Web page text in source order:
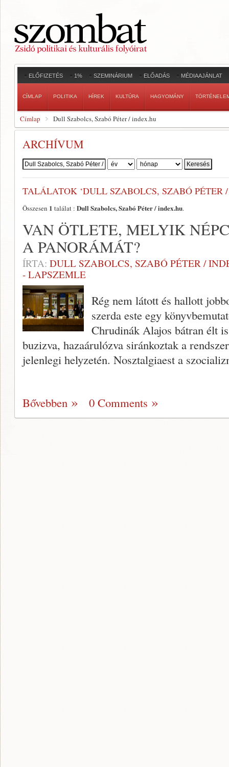
ELŐFIZETÉS 1% SZEMINÁRIUM ELŐADÁS MÉDIAAJÁNLAT
CÍMLAP POLITIKA HÍREK KULTÚRA HAGYOMÁNY
Címlap Dull Szabolcs, Szabó Péter / index.hu
ARCHÍVUM
Szerző:
TALÁLATOK ‘DULL SZABOLCS, SZABÓ PÉTER
Összesen 1 találat : Dull Szabolcs, Szabó Péter / index.hu.
VAN ÖTLETE, MELYIK
A PANORÁMÁT?
ÍRTA: DULL SZABOLCS, SZABÓ PÉTER /
- LAPSZEMLE
Rég nem látott és hallott
szerda este egy
Chrudinák Alajos bátran élt
buzizva, hazaárulózva siránkoztak a
jelenlegi helyzetén. Nosztalgiaest a
Bővebben 0 Comments